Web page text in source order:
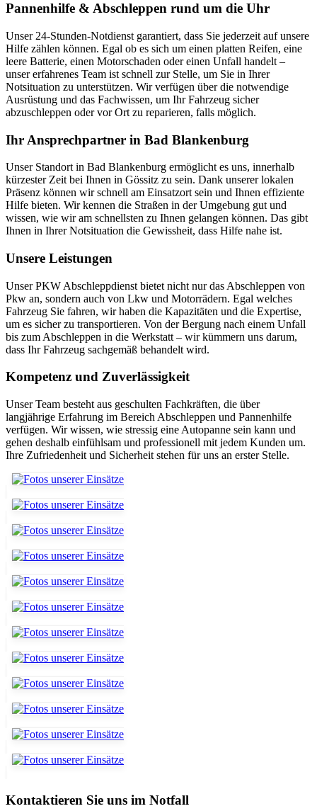
Pannenhilfe & Abschleppen rund um die Uhr
Unser 24-Stunden-Notdienst garantiert, dass Sie jederzeit auf unsere
Hilfe zählen können. Egal ob es sich um einen platten Reifen, eine
leere Batterie, einen Motorschaden oder einen Unfall handelt –
unser erfahrenes Team ist schnell zur Stelle, um Sie in Ihrer
Notsituation zu unterstützen. Wir verfügen über die notwendige
Ausrüstung und das Fachwissen, um Ihr Fahrzeug sicher
abzuschleppen oder vor Ort zu reparieren, falls möglich.
Ihr Ansprechpartner in Bad Blankenburg
Unser Standort in Bad Blankenburg ermöglicht es uns, innerhalb
kürzester Zeit bei Ihnen in Gössitz zu sein. Dank unserer lokalen
Präsenz können wir schnell am Einsatzort sein und Ihnen effiziente
Hilfe bieten. Wir kennen die Straßen in der Umgebung gut und
wissen, wie wir am schnellsten zu Ihnen gelangen können. Das gibt
Ihnen in Ihrer Notsituation die Gewissheit, dass Hilfe nahe ist.
Unsere Leistungen
Unser PKW Abschleppdienst bietet nicht nur das Abschleppen von
Pkw an, sondern auch von Lkw und Motorrädern. Egal welches
Fahrzeug Sie fahren, wir haben die Kapazitäten und die Expertise,
um es sicher zu transportieren. Von der Bergung nach einem Unfall
bis zum Abschleppen in die Werkstatt – wir kümmern uns darum,
dass Ihr Fahrzeug sachgemäß behandelt wird.
Kompetenz und Zuverlässigkeit
Unser Team besteht aus geschulten Fachkräften, die über
langjährige Erfahrung im Bereich Abschleppen und Pannenhilfe
verfügen. Wir wissen, wie stressig eine Autopanne sein kann und
gehen deshalb einfühlsam und professionell mit jedem Kunden um.
Ihre Zufriedenheit und Sicherheit stehen für uns an erster Stelle.
Kontaktieren Sie uns im Notfall